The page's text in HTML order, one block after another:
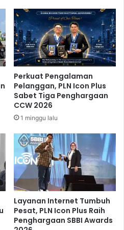
Perkuat Pengalaman
Pelanggan, PLN Icon Plus
Sabet Tiga Penghargaan
CCW 2026
1 minggu lalu
Layanan Internet Tumbuh
Pesat, PLN Icon Plus Raih
Penghargaan SBBI Awards